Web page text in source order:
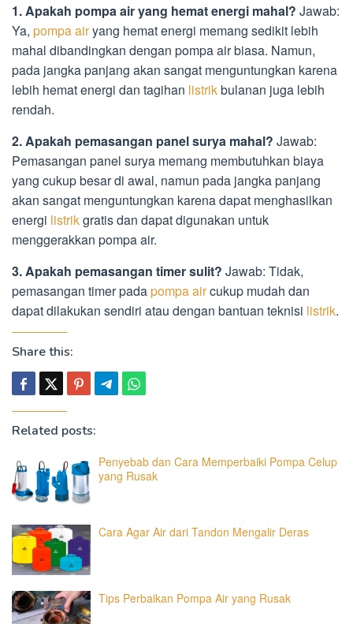
1. Apakah pompa air yang hemat energi mahal? Jawab:
Ya, pompa airyang hemat energi memang sedikit lebih
mahal dibandingkan dengan pompa air biasa. Namun,
pada jangka panjang akan sangat menguntungkan karena
lebih hemat energi dan tagihan listrikbulanan juga lebih
rendah.
2. Apakah pemasangan panel surya mahal? Jawab:
Pemasangan panel surya memang membutuhkan biaya
yang cukup besar di awal, namun pada jangka panjang
akan sangat menguntungkan karena dapat menghasilkan
energi listrikgratis dan dapat digunakan untuk
menggerakkan pompa air.
3. Apakah pemasangan timer sulit? Jawab: Tidak,
pemasangan timer padapompa aircukup mudah dan
dapat dilakukan sendiri atau dengan bantuan teknisi listrik.
Share this:
Related posts:
Penyebab dan Cara Memperbaiki Pompa Celup
yang Rusak
Cara Agar Air dari Tandon Mengalir Deras
Tips Perbaikan Pompa Air yang Rusak